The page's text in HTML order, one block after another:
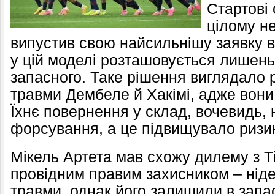
цілому
випустив свою найсильнішу
у цій моделі розташовується
запасного. Таке рішення виглядало
травми Дембеле й Хакімі, адже вони
Їхнє повернення у склад, вочевидь,
форсування, а це підвищувало
Мікель Артета мав схожу дилему з
провідним правим захисником –